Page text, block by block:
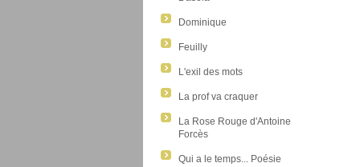
Dominique
Feuilly
L'exil des mots
La prof va craquer
La Rose Rouge d'Antoine
Forcès
Qui a le temps... Poésie